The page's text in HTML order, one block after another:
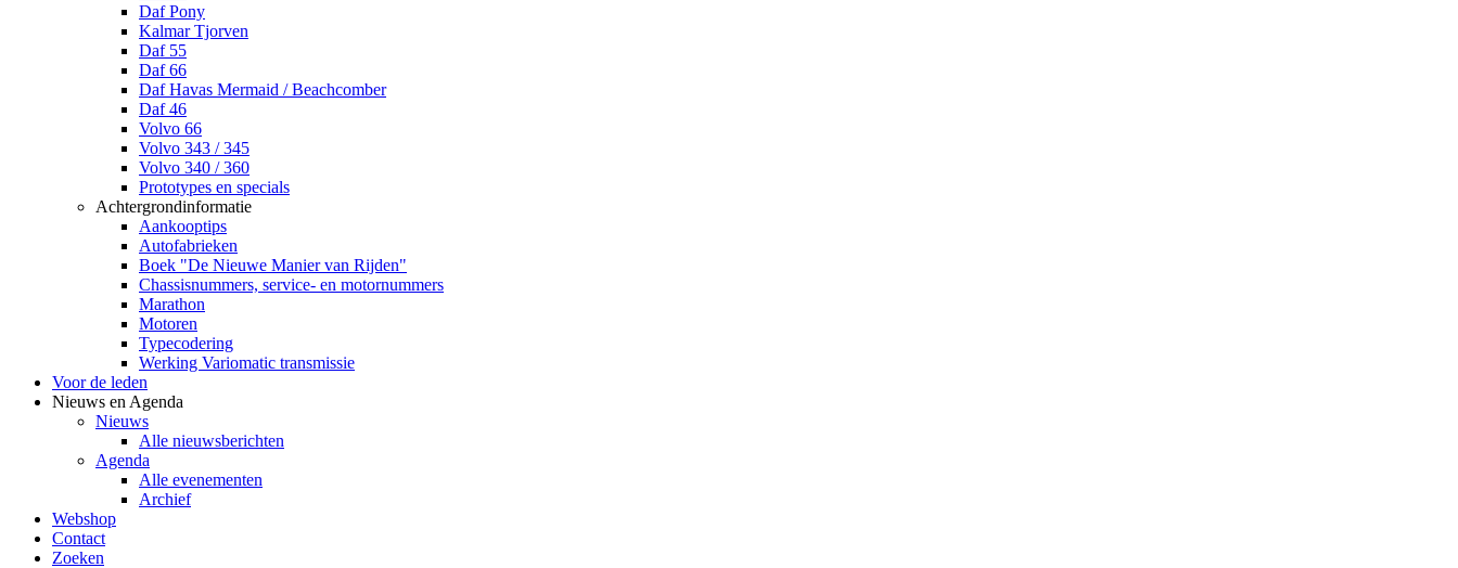
Daf Pony
Kalmar Tjorven
Daf 55
Daf 66
Daf Havas Mermaid / Beachcomber
Daf 46
Volvo 66
Volvo 343 / 345
Volvo 340 / 360
Prototypes en specials
Achtergrondinformatie
Aankooptips
Autofabrieken
Boek "De Nieuwe Manier van Rijden"
Chassisnummers, service- en motornummers
Marathon
Motoren
Typecodering
Werking Variomatic transmissie
Voor de leden
Nieuws en Agenda
Nieuws
Alle nieuwsberichten
Agenda
Alle evenementen
Archief
Webshop
Contact
Zoeken